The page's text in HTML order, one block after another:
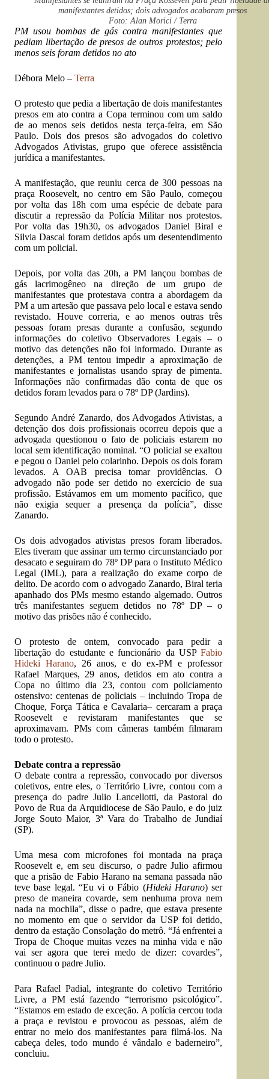
manifestantes detidos; dois advogados acabaram presos
Foto: Alan Morici / Terra
PM usou bombas de gás contra manifestantes que
pediam libertação de presos de outros protestos; pelo
menos seis foram detidos no ato
Débora Melo – Terra
O protesto que pedia a libertação de dois manifestantes
presos em ato contra a Copa terminou com um saldo
de ao menos seis detidos nesta terça-feira, em São
Paulo. Dois dos presos são advogados do coletivo
Advogados Ativistas, grupo que oferece assistência
jurídica a manifestantes.
A manifestação, que reuniu cerca de 300 pessoas na
praça Roosevelt, no centro em São Paulo, começou
por volta das 18h com uma espécie de debate para
discutir a repressão da Polícia Militar nos protestos.
Por volta das 19h30, os advogados Daniel Biral e
Silvia Dascal foram detidos após um desentendimento
com um policial.
Depois, por volta das 20h, a PM lançou bombas de
gás lacrimogêneo na direção de um grupo de
manifestantes que protestava contra a abordagem da
PM a um artesão que passava pelo local e estava sendo
revistado. Houve correria, e ao menos outras três
pessoas foram presas durante a confusão, segundo
informações do coletivo Observadores Legais – o
motivo das detenções não foi informado. Durante as
detenções, a PM tentou impedir a aproximação de
manifestantes e jornalistas usando spray de pimenta.
Informações não confirmadas dão conta de que os
detidos foram levados para o 78º DP (Jardins).
Segundo André Zanardo, dos Advogados Ativistas, a
detenção dos dois profissionais ocorreu depois que a
advogada questionou o fato de policiais estarem no
local sem identificação nominal. “O policial se exaltou
e pegou o Daniel pelo colarinho. Depois os dois foram
levados. A OAB precisa tomar providências. O
advogado não pode ser detido no exercício de sua
profissão. Estávamos em um momento pacífico, que
não exigia sequer a presença da polícia”, disse
Zanardo.
Os dois advogados ativistas presos foram liberados.
Eles tiveram que assinar um termo circunstanciado por
desacato e seguiram do 78º DP para o Instituto Médico
Legal (IML), para a realização do exame corpo de
delito. De acordo com o advogado Zanardo, Biral teria
apanhado dos PMs mesmo estando algemado. Outros
três manifestantes seguem detidos no 78º DP – o
motivo das prisões não é conhecido.
O protesto de ontem, convocado para pedir a
libertação do estudante e funcionário da USPFabio
Hideki Harano, 26 anos, e do ex-PM e professor
Rafael Marques, 29 anos, detidos em ato contra a
Copa no último dia 23, contou com policiamento
ostensivo: centenas de policiais – incluindo Tropa de
Choque, Força Tática e Cavalaria– cercaram a praça
Roosevelt e revistaram manifestantes que se
aproximavam. PMs com câmeras também filmaram
todo o protesto.
Debate contra a repressão
O debate contra a repressão, convocado por diversos
coletivos, entre eles, o Território Livre, contou com a
presença do padre Julio Lancellotti, da Pastoral do
Povo de Rua da Arquidiocese de São Paulo, e do juiz
Jorge Souto Maior, 3ª Vara do Trabalho de Jundiaí
(SP).
Uma mesa com microfones foi montada na praça
Roosevelt e, em seu discurso, o padre Julio afirmou
que a prisão de Fabio Harano na semana passada não
teve base legal. “Eu vi o Fábio (Hideki Harano) ser
preso de maneira covarde, sem nenhuma prova nem
nada na mochila”, disse o padre, que estava presente
no momento em que o servidor da USP foi detido,
dentro da estação Consolação do metrô. “Já enfrentei a
Tropa de Choque muitas vezes na minha vida e não
vai ser agora que terei medo de dizer: covardes”,
continuou o padre Julio.
Para Rafael Padial, integrante do coletivo Território
Livre, a PM está fazendo “terrorismo psicológico”.
“Estamos em estado de exceção. A polícia cercou toda
a praça e revistou e provocou as pessoas, além de
entrar no meio dos manifestantes para filmá-los. Na
cabeça deles, todo mundo é vândalo e baderneiro”,
concluiu.